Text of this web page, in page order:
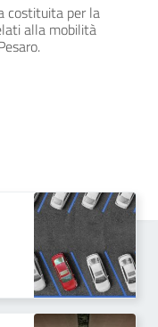
costituita per la
alla mobilità